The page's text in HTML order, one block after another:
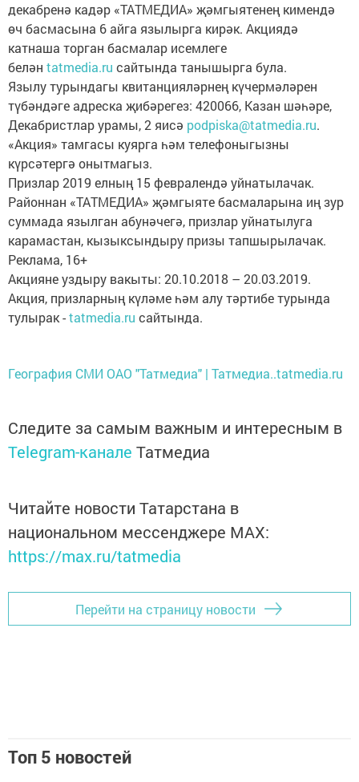
декабренә кадәр «ТАТМЕДИА» җәмгыятенең кимендә
өч басмасына 6 айга язылырга кирәк. Акциядә
катнаша торган басмалар исемлеге
белән tatmedia.ru сайтында танышырга була.
Язылу турындагы квитанцияләрнең күчермәләрен
түбәндәге адреска җибәрегез: 420066, Казан шәһәре,
Декабристлар урамы, 2 яисә podpiska@tatmedia.ru.
«Акция» тамгасы куярга һәм телефоныгызны
күрсәтергә онытмагыз.
Призлар 2019 елның 15 февралендә уйнатылачак.
Районнан «ТАТМЕДИА» җәмгыяте басмаларына иң зур
суммада язылган абунәчегә, призлар уйнатылуга
карамастан, кызыксындыру призы тапшырылачак.
Реклама, 16+
Акцияне уздыру вакыты: 20.10.2018 – 20.03.2019.
Акция, призларның күләме һәм алу тәртибе турында
тулырак -tatmedia.ru сайтында.
География СМИ ОАО "Татмедиа" | Татмедиа..tatmedia.ru
Следите за самым важным и интересным в
Telegram-канале Татмедиа
Читайте новости Татарстана в
национальном мессенджере MАХ:
https://max.ru/tatmedia
Перейти на страницу новости
Топ 5 новостей